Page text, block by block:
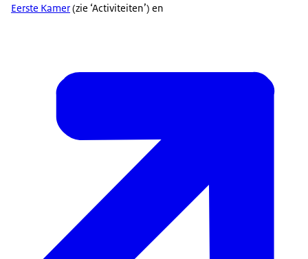
Eerste Kamer(zie ‘Activiteiten’) en